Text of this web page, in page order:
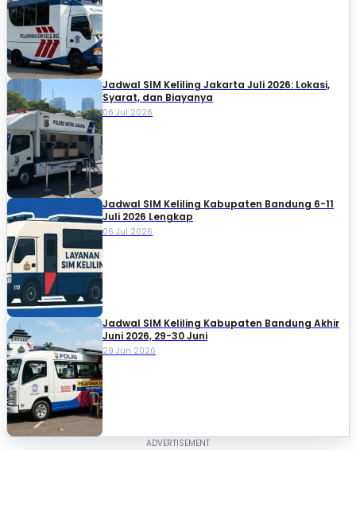
Jadwal SIM Keliling Jakarta Juli 2026: Lokasi,
Syarat, dan Biayanya
06 Jul 2026
Jadwal SIM Keliling Kabupaten Bandung 6-11
Juli 2026 Lengkap
06 Jul 2026
Jadwal SIM Keliling Kabupaten Bandung Akhir
Juni 2026, 29-30 Juni
29 Jun 2026